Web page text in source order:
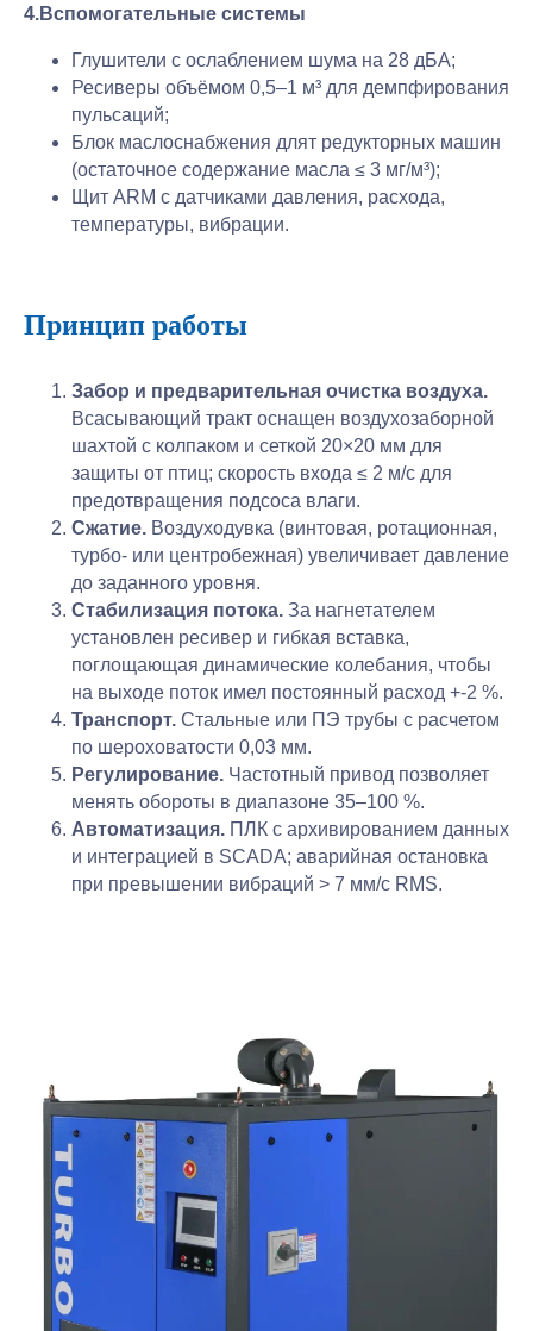
4.Вспомогательные системы
Глушители с ослаблением шума на 28 дБА;
Ресиверы объёмом 0,5–1 м³ для демпфирования
пульсаций;
Блок маслоснабжения длят редукторных машин
(остаточное содержание масла ≤ 3 мг/м³);
Щит ARM с датчиками давления, расхода,
температуры, вибрации.
Принцип работы
Забор и предварительная очистка воздуха.
Всасывающий тракт оснащен воздухозаборной
шахтой с колпаком и сеткой 20×20 мм для
защиты от птиц; скорость входа ≤ 2 м/с для
предотвращения подсоса влаги.
Сжатие. Воздуходувка (винтовая, ротационная,
турбо- или центробежная) увеличивает давление
до заданного уровня.
Стабилизация потока. За нагнетателем
установлен ресивер и гибкая вставка,
поглощающая динамические колебания, чтобы
на выходе поток имел постоянный расход +-2 %.
Транспорт. Стальные или ПЭ трубы с расчетом
по шероховатости 0,03 мм.
Регулирование. Частотный привод позволяет
менять обороты в диапазоне 35–100 %.
Автоматизация. ПЛК с архивированием данных
и интеграцией в SCADA; аварийная остановка
при превышении вибраций > 7 мм/с RMS.